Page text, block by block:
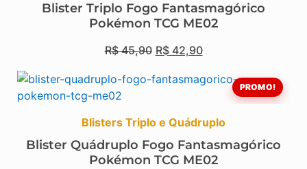
Blister Triplo Fogo Fantasmagórico
Pokémon TCG ME02
R$45,90 R$42,90
PROMO!
Blisters Triplo e Quádruplo
Blister Quádruplo Fogo Fantasmagórico
Pokémon TCG ME02